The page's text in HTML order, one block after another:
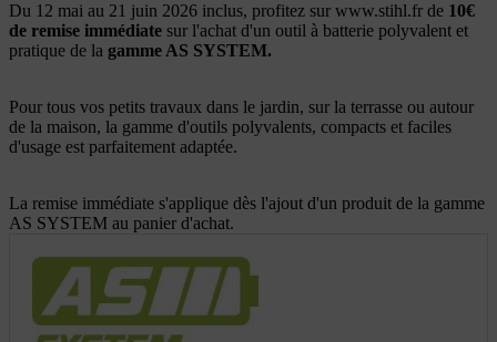
Du 12 mai au 21 juin 2026 inclus, profitez sur www.stihl.fr de 10€
de remise immédiate sur l'achat d'un outil à batterie polyvalent et
pratique de la gamme AS SYSTEM.
Pour tous vos petits travaux dans le jardin, sur la terrasse ou autour
de la maison, la gamme d'outils polyvalents, compacts et faciles
d'usage est parfaitement adaptée.
La remise immédiate s'applique dès l'ajout d'un produit de la gamme
AS SYSTEM au panier d'achat.